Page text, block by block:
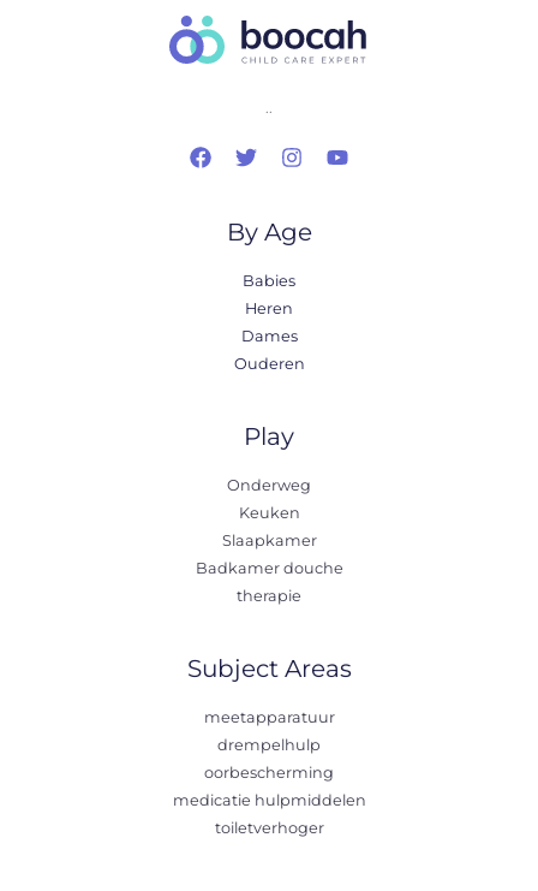
..
By Age
Babies
Heren
Dames
Ouderen
Play
Onderweg
Keuken
Slaapkamer
Badkamer douche
therapie
Subject Areas
meetapparatuur
drempelhulp
oorbescherming
medicatie hulpmiddelen
toiletverhoger